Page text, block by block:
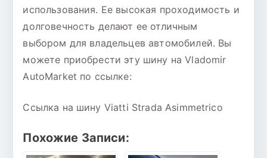
использования. Ее высокая проходимость и
долговечность делают ее отличным
выбором для владельцев автомобилей. Вы
можете приобрести эту шину на Vladomir
AutoMarket по ссылке:
Ссылка на шину Viatti Strada Asimmetrico
Похожие Записи: